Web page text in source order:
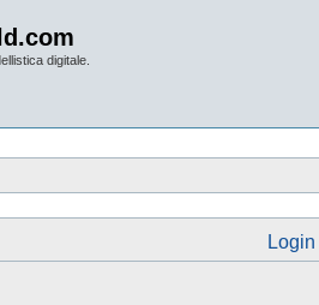
digitale.
Login